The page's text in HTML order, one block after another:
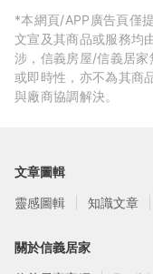
*本網頁/APP廣告頁僅
文宣及其商品或服務均
涉，信義房屋/信義居
或即時性，亦不為其商
與廠商協調解決。
文章圖輯
靈感圖輯
知識文章
關於信義居家